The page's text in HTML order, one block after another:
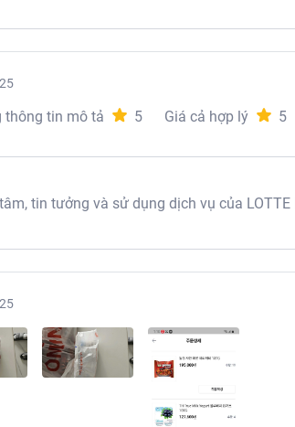
thông tin mô tả 5 Giá cả hợp lý 5
tin tưởng và sử dụng dịch vụ của